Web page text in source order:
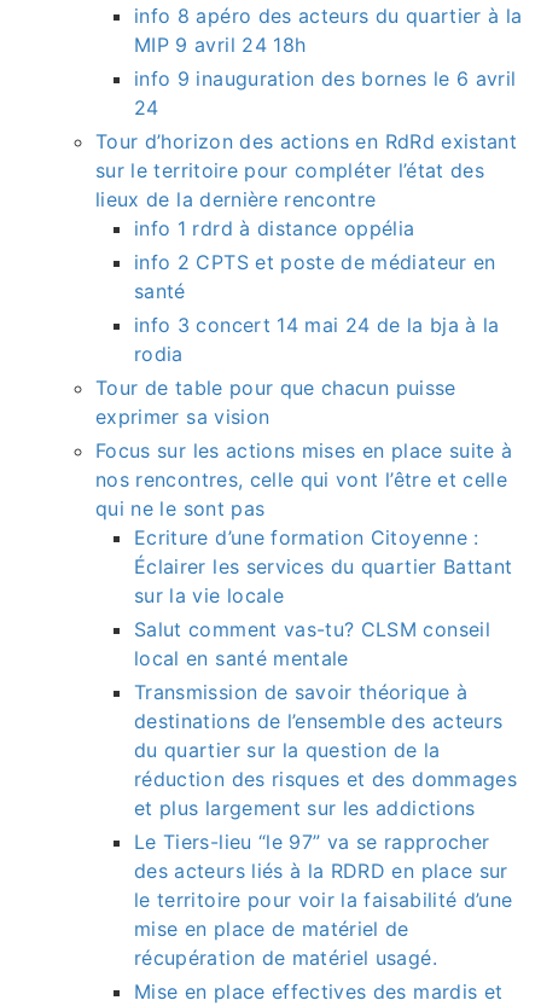
info 8 apéro des acteurs du quartier à la
MIP 9 avril 24 18h
info 9 inauguration des bornes le 6 avril
24
Tour d’horizon des actions en RdRd existant
sur le territoire pour compléter l’état des
lieux de la dernière rencontre
info 1 rdrd à distance oppélia
info 2 CPTS et poste de médiateur en
santé
info 3 concert 14 mai 24 de la bja à la
rodia
Tour de table pour que chacun puisse
exprimer sa vision
Focus sur les actions mises en place suite à
nos rencontres, celle qui vont l’être et celle
qui ne le sont pas
Ecriture d’une formation Citoyenne :
Éclairer les services du quartier Battant
sur la vie locale
Salut comment vas-tu? CLSM conseil
local en santé mentale
Transmission de savoir théorique à
destinations de l’ensemble des acteurs
du quartier sur la question de la
réduction des risques et des dommages
et plus largement sur les addictions
Le Tiers-lieu “le 97” va se rapprocher
des acteurs liés à la RDRD en place sur
le territoire pour voir la faisabilité d’une
mise en place de matériel de
récupération de matériel usagé.
Mise en place effectives des mardis et